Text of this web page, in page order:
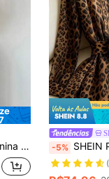
a Dia, Todas as Estações -5% SHEIN PETITE Camisa de Manga Longa com Estampa